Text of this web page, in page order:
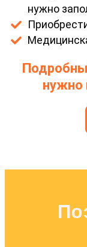
нужно
нужно